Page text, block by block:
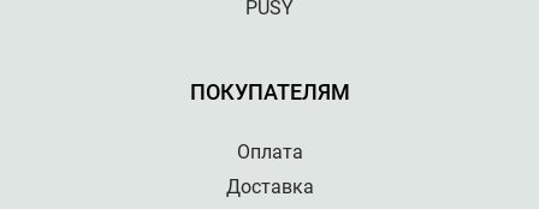
PUSY
ПОКУПАТЕЛЯМ
Оплата
Доставка